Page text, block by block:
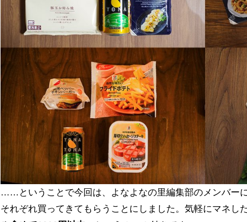
……ということで今回は、よなよなの里編集部のメンバー
それぞれ買ってきてもらうことにしました。気軽にマネし